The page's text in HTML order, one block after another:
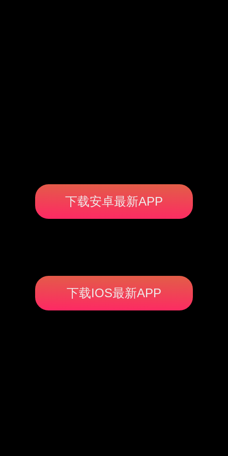
下载安卓最新APP
下载IOS最新APP